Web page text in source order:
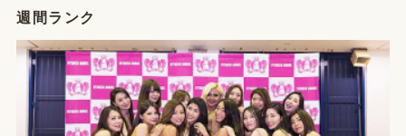
週間ランク